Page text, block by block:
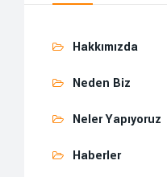
Hakkımızda
Neden Biz
Neler Yapıyoruz
Haberler